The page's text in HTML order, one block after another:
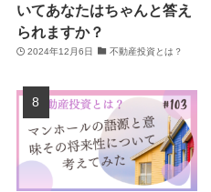
いてあなたはちゃんと答え
られますか？
2024年12月6日 不動産投資とは？